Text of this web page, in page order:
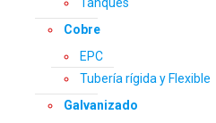
Cobre
EPC
Tubería rígida y Flexible
Galvanizado